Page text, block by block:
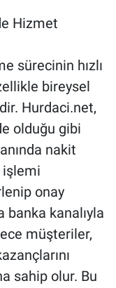
Hizmet
sürecinin hızlı
bireysel
Hurdaci.net,
olduğu gibi
nakit
işlemi
onay
kanalıyla
müşteriler,
sahip olur. Bu